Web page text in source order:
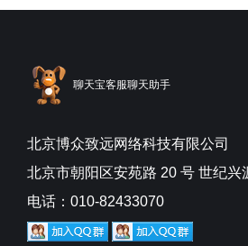
聊天宝客服聊天助手
北京博众致远网络科技有限公司
北京市朝阳区安苑路 20 号 世纪兴
电话：010-82433070